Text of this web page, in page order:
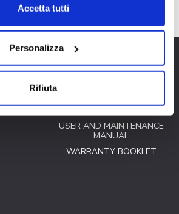
Accetta tutti
Personalizza
Rifiuta
Virtual Tour
USER AND MAINTENANCE
MANUAL
WARRANTY BOOKLET